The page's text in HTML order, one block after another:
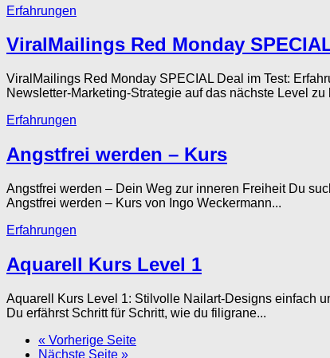
Erfahrungen
ViralMailings Red Monday
ViralMailings Red Monday SPECIAL Deal im Test:
Newsletter-Marketing-Strategie auf das nächste Level zu
Erfahrungen
Angstfrei werden – Kurs
Angstfrei werden – Dein Weg zur inneren Freiheit Du
Angstfrei werden – Kurs von Ingo Weckermann...
Erfahrungen
Aquarell Kurs Level 1
Aquarell Kurs Level 1: Stilvolle Nailart-Designs einfach
Du erfährst Schritt für Schritt, wie du filigrane...
« Vorherige Seite
Nächste Seite »